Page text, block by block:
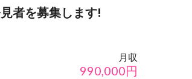
者を募集します!
月収
990,000円